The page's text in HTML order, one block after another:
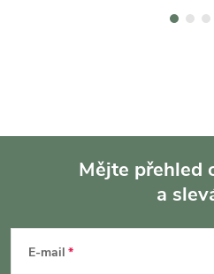
Mějte přehled
a
E-mail